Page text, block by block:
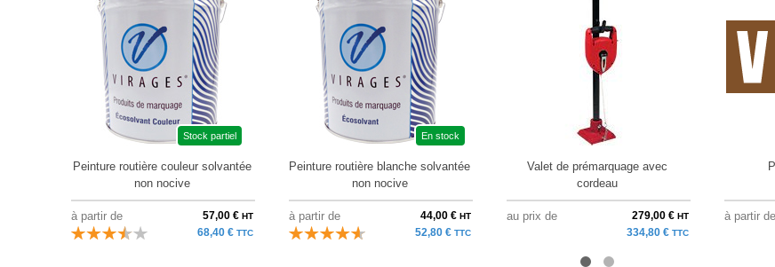
Stock partiel
Peinture routière couleur solvantée
non nocive
à partir de 57,00 € HT
68,40 € TTC
En stock
Peinture routière blanche solvantée
non nocive
à partir de 44,00 € HT
52,80 € TTC
Valet de prémarquage avec
cordeau
au prix de 279,00 € HT
334,80 € TTC
à partir de